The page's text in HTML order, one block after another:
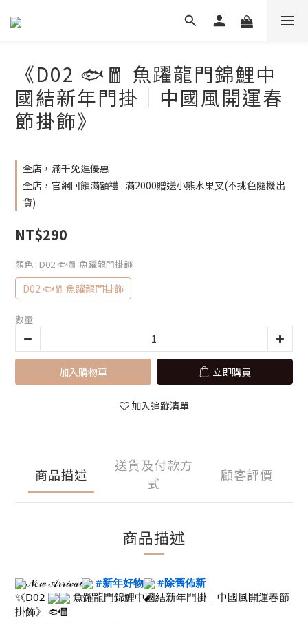
《D02 🐟🧧 魚躍龍門錦鯉中
國結新年門掛｜中國風開運春
節掛飾》
全店，滿千免運優惠
全店，官網回饋滿額禮 : 滿2000贈送小熊水果叉(不挑色隨機出
貨)
NT$290
顏色 : D02 🐟🧧 魚躍龍門掛飾
D02 🐟🧧 魚躍龍門掛飾
數量
加入購物車 立即購買
加入追蹤清單
商品描述
送貨及付款方
式
顧客評價
商品描述
𝒩𝑒𝓌 𝒜𝓇𝓇𝒾𝓋𝒶𝓁 #新年好物
#除舊佈新
《D02
魚躍龍門錦鯉中國結新年門掛｜中國風開運春節
掛飾》